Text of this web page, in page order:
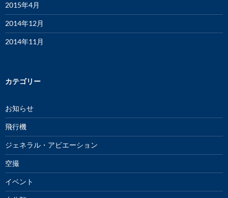
2015年4月
2014年12月
2014年11月
カテゴリー
お知らせ
飛行機
ジェネラル・アビエーション
空撮
イベント